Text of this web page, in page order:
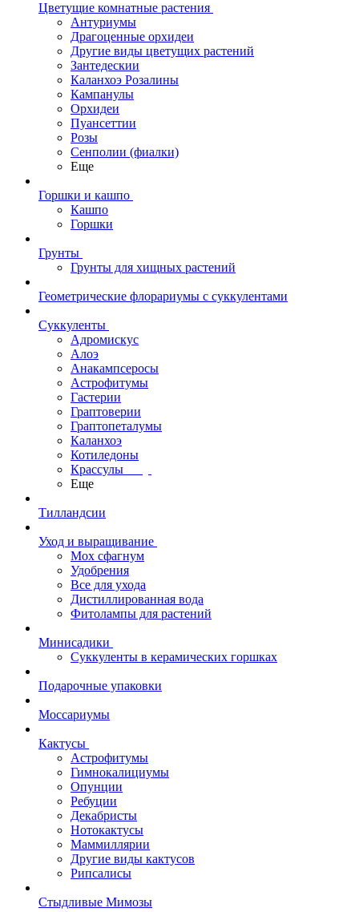
Цветущие комнатные растения
Антуриумы
Драгоценные орхидеи
Другие виды цветущих растений
Зантедескии
Каланхоэ Розалины
Кампанулы
Орхидеи
Пуансеттии
Розы
Сенполии (фиалки)
Еще
Горшки и кашпо
Кашпо
Горшки
Грунты
Грунты для хищных растений
Геометрические флорариумы с суккулентами
Суккуленты
Адромискус
Алоэ
Анакампсеросы
Астрофитумы
Гастерии
Граптоверии
Граптопеталумы
Каланхоэ
Котиледоны
Крассулы
Еще
Тилландсии
Уход и выращивание
Мох сфагнум
Удобрения
Все для ухода
Дистиллированная вода
Фитолампы для растений
Минисадики
Суккуленты в керамических горшках
Подарочные упаковки
Моссариумы
Кактусы
Астрофитумы
Гимнокалициумы
Опунции
Ребуции
Декабристы
Нотокактусы
Маммиллярии
Другие виды кактусов
Рипсалисы
Стыдливые Мимозы